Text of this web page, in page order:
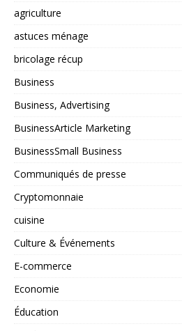
agriculture
astuces ménage
bricolage récup
Business
Business, Advertising
BusinessArticle Marketing
BusinessSmall Business
Communiqués de presse
Cryptomonnaie
cuisine
Culture & Événements
E-commerce
Economie
Éducation